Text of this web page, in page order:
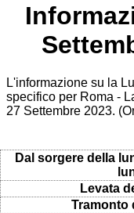
L'informazione su la
specifico per Roma -
27 Settembre 2023.
Dal sorgere della
Levata
Tramonto